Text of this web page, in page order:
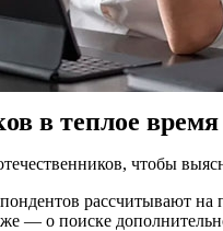
в теплое
чтобы
рассчитывают
— о поиске